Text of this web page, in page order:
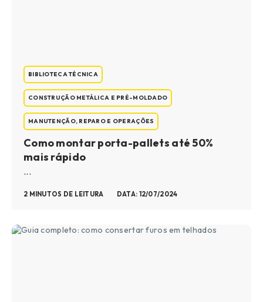
BIBLIOTECA TÉCNICA
CONSTRUÇÃO METÁLICA E PRÉ-MOLDADO
MANUTENÇÃO, REPARO E OPERAÇÕES
Como montar porta-pallets até 50%
mais rápido
...
2 MINUTOS DE LEITURA DATA: 12/07/2024